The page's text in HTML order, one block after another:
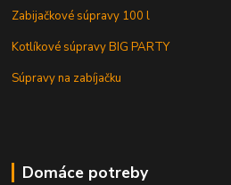
Zabijačkové súpravy 100 l
Kotlíkové súpravy BIG PARTY
Súpravy na zabíjačku
Domáce potreby